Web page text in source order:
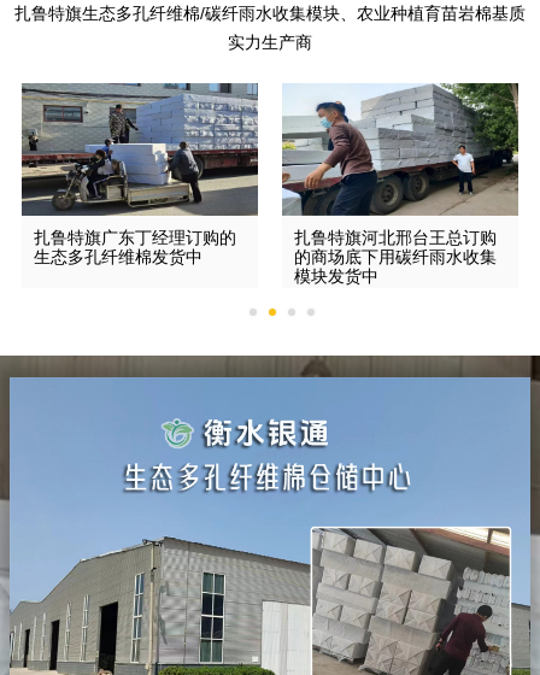
扎鲁特旗生态多孔纤维棉/碳纤雨水收集模块、农业种植育苗岩棉基质
实力生产商
扎鲁特旗广东丁经理订购的
生态多孔纤维棉发货中
扎鲁特旗河北邢台王总订购
的商场底下用碳纤雨水收集
模块发货中